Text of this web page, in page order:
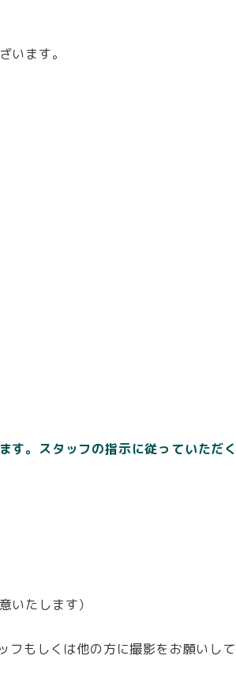
います。
。スタッフの指示に従っていただ
いたします）
フもしくは他の方に撮影をお願いし